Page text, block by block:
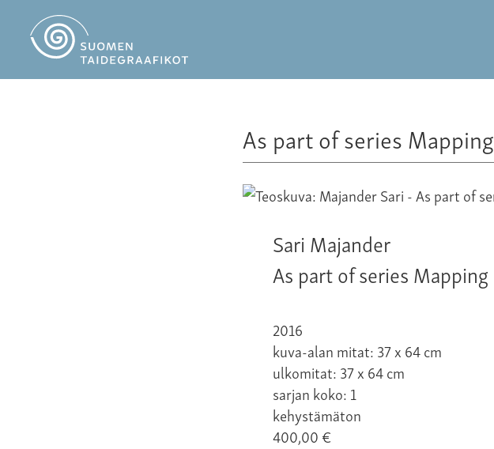
As part of series Mapping
Sari Majander
As part of series Mapping
2016
kuva-alan mitat: 37 x 64 cm
ulkomitat: 37 x 64 cm
sarjan koko: 1
kehystämäton
400,00€